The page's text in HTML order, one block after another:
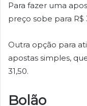
Para fazer uma
preço sobe para R$
Outra opção para
apostas simples,
31,50.
Bolão